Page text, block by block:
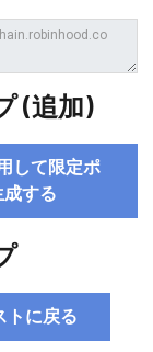
(追加)
して限定ポ
する
トに戻る